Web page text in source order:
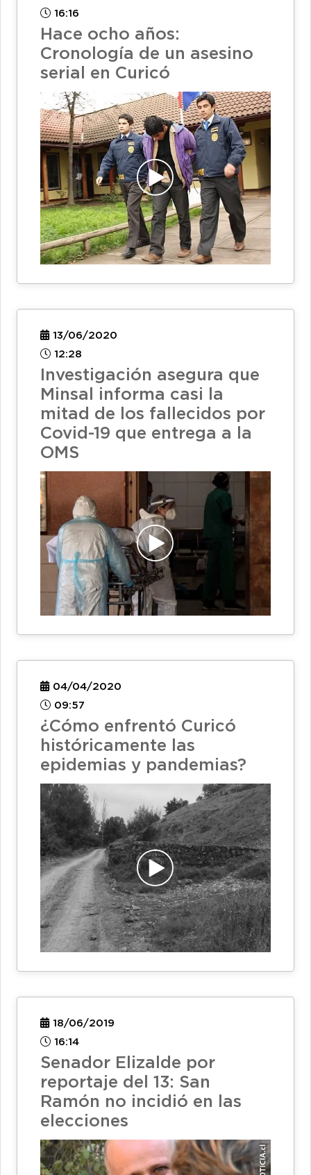
16:16
Hace ocho años:
Cronología de un asesino
serial en Curicó
13/06/2020
12:28
Investigación asegura que
Minsal informa casi la
mitad de los fallecidos por
Covid-19 que entrega a la
OMS
04/04/2020
09:57
¿Cómo enfrentó Curicó
históricamente las
epidemias y pandemias?
18/06/2019
16:14
Senador Elizalde por
reportaje del 13: San
Ramón no incidió en las
elecciones